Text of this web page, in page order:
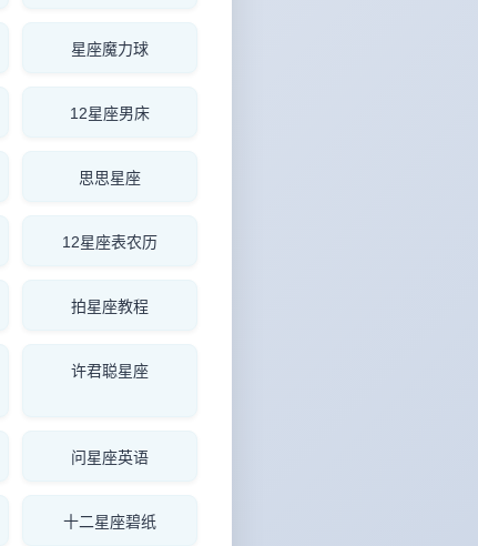
星座魔力球
12星座男床
思思星座
12星座表农历
拍星座教程
许君聪星座
问星座英语
十二星座碧纸